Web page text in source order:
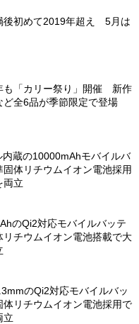
後初めて2019年超え 5月は
も「カリー祭り」開催 新作
ど全6品が季節限定で登場
蔵の10000mAhモバイルバ
体リチウムイオン電池採用
両立
のQi2対応モバイルバッテ
チウムイオン電池搭載で大
のQi2対応モバイルバッ
リチウムイオン電池採用で
立